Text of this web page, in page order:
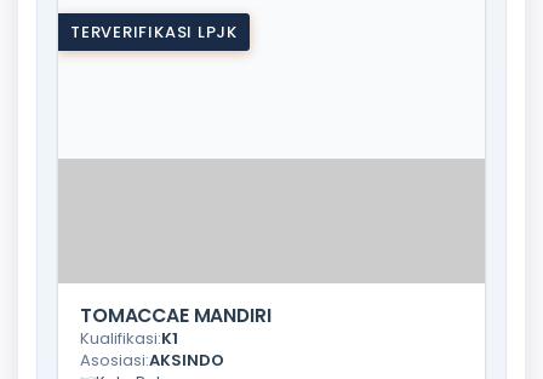
TERVERIFIKASI LPJK
TOMACCAE MANDIRI
Kualifikasi:K1
Asosiasi:AKSINDO